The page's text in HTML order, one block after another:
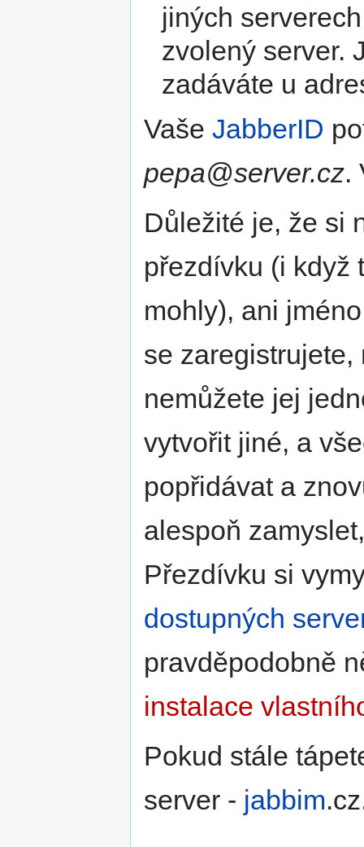
jiných
zvolený server.
zadáváte u
Vaše JabberID
pepa@server.cz.
Důležité je, že si
přezdívku (i když
mohly), ani
se
nemůžete jej
vytvořit jiné, a
popřidávat a
alespoň
Přezdívku si
dostupných
pravděpodobně
instalace
Pokud stále
server - jabbim